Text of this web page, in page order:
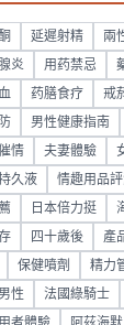
延遲射精 兩
炎 用药禁忌
药膳食疗 戒
男性健康指南
情 夫妻體驗
久液 情趣用品評
日本倍力挺
四十歲後 產
保健噴劑 精力
性 法國綠騎士